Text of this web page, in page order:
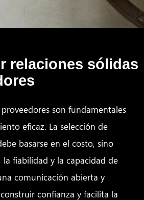
relaciones sólidas
son fundamentales
eficaz. La selección de
basarse en el costo, sino
fiabilidad y la capacidad de
comunicación abierta y
confianza y facilita la